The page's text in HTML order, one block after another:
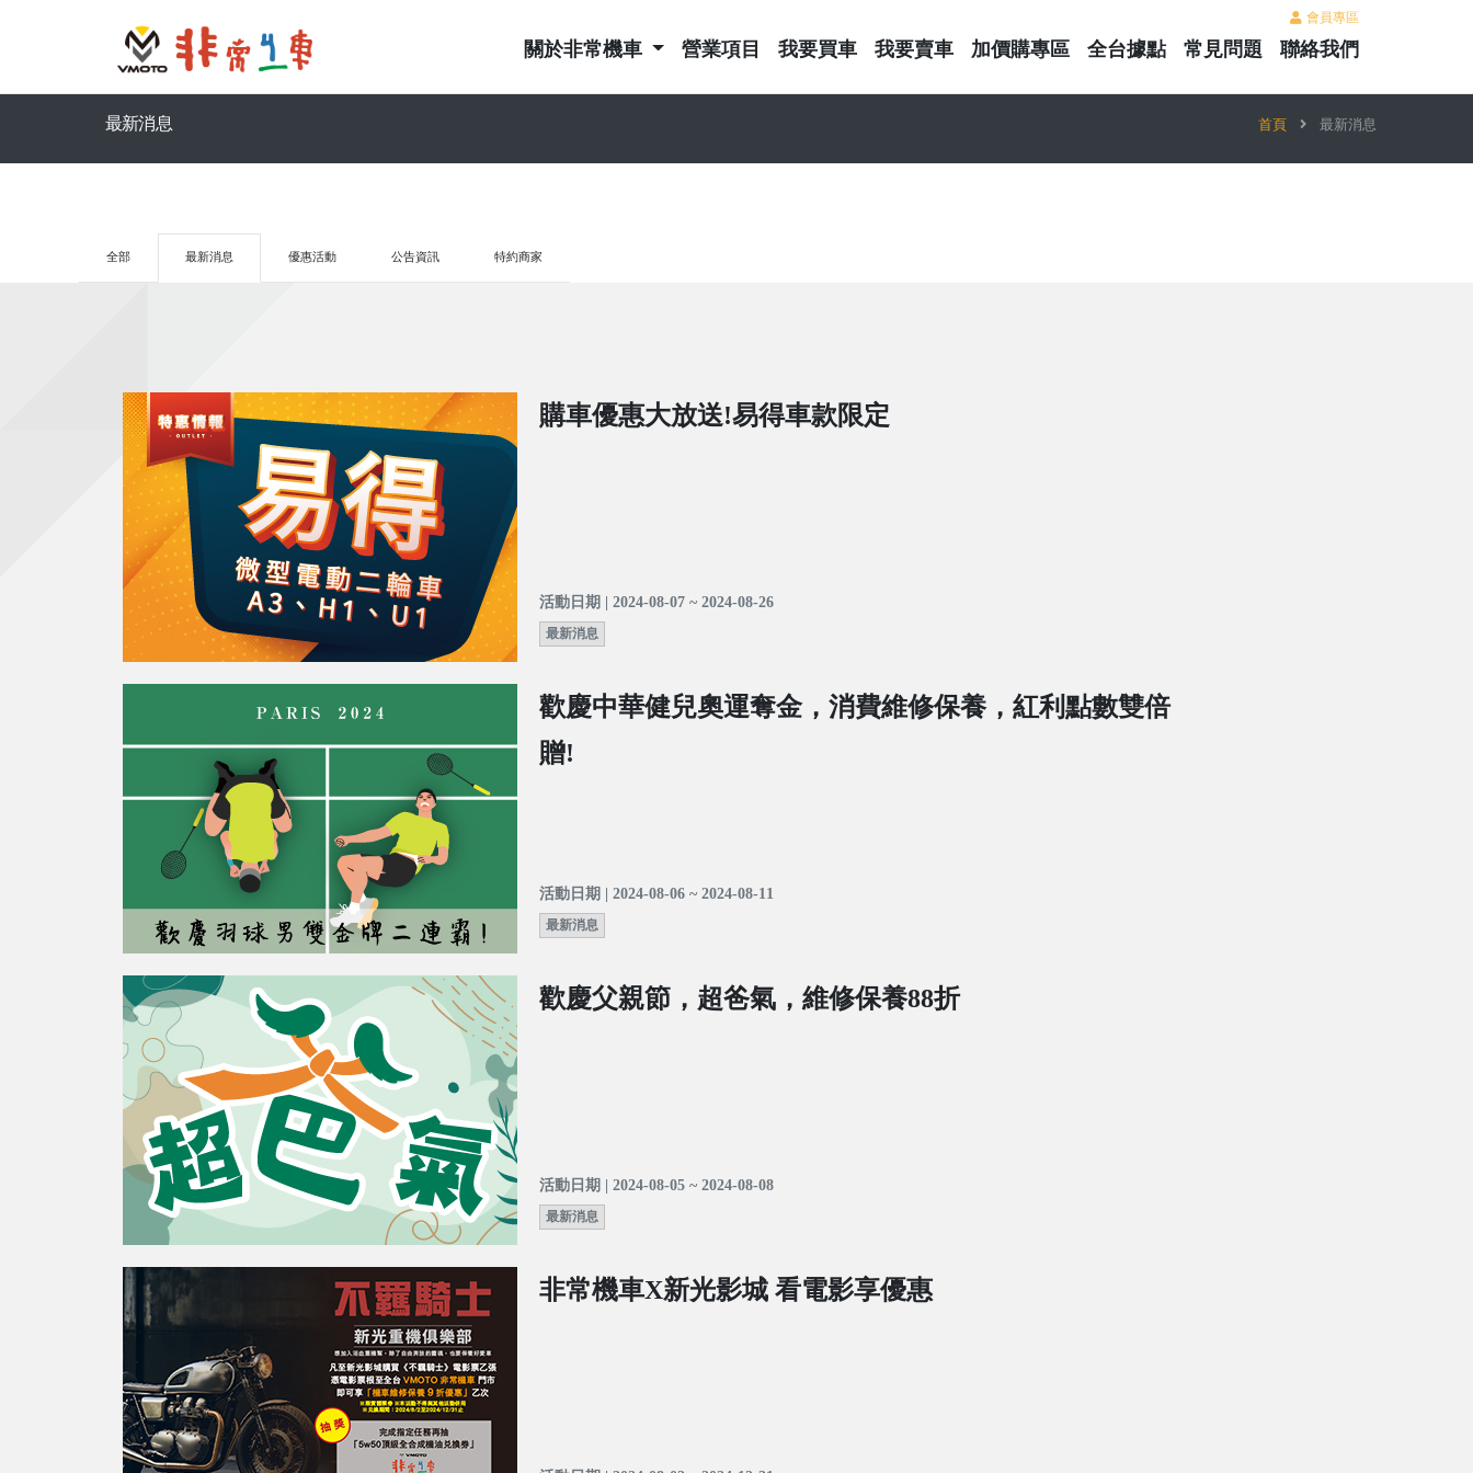
會員專區
關於非常機車 營業項目 我要買車 我要賣車 加價購專區 全台據點 常見問題 聯絡我們
最新消息 首頁 最新消息
全部 最新消息 優惠活動 公告資訊 特約商家
購車優惠大放送!易得車款限定
活動日期 | 2024-08-07 ~ 2024-08-26
最新消息
歡慶中華健兒奧運奪金，消費維修保養，紅利點數雙倍
贈!
活動日期 | 2024-08-06 ~ 2024-08-11
最新消息
歡慶父親節，超爸氣，維修保養88折
活動日期 | 2024-08-05 ~ 2024-08-08
最新消息
非常機車X新光影城 看電影享優惠